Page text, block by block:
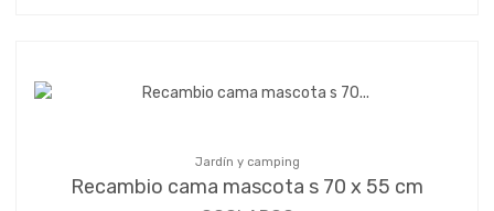
Jardín y camping
Recambio cama mascota s 70 x 55 cm